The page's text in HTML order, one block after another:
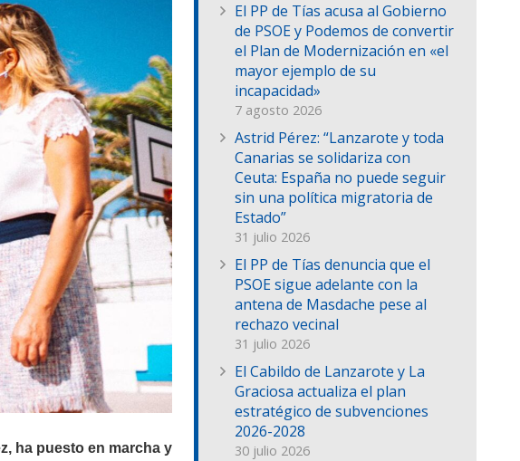
ha puesto en marcha y
El PP de Tías acusa al Gobierno
de PSOE y Podemos de convertir
el Plan de Modernización en «el
mayor ejemplo de su
incapacidad»
7 agosto 2026
Astrid Pérez: “Lanzarote y toda
Canarias se solidariza con
Ceuta: España no puede seguir
sin una política migratoria de
Estado”
31 julio 2026
El PP de Tías denuncia que el
PSOE sigue adelante con la
antena de Masdache pese al
rechazo vecinal
31 julio 2026
El Cabildo de Lanzarote y La
Graciosa actualiza el plan
estratégico de subvenciones
2026-2028
30 julio 2026